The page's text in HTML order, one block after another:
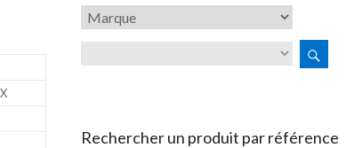
Rechercher un produit par référence